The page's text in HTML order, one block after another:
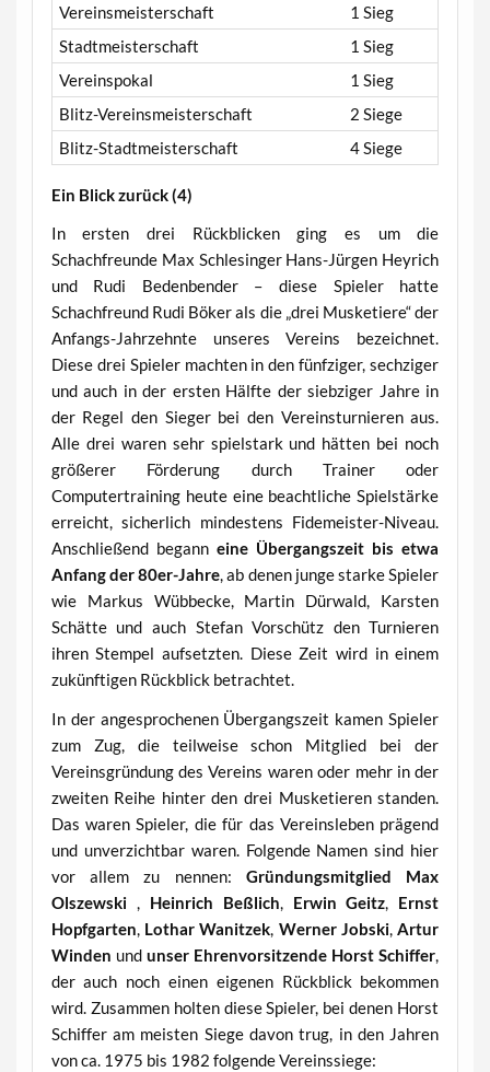
Vereinsmeisterschaft
1 Sieg
Stadtmeisterschaft
1 Sieg
Vereinspokal
1 Sieg
Blitz-Vereinsmeisterschaft
2 Siege
Blitz-Stadtmeisterschaft
4 Siege
Ein Blick zurück (4)
In ersten drei Rückblicken ging es um die
Schachfreunde Max Schlesinger Hans-Jürgen Heyrich
und Rudi Bedenbender – diese Spieler hatte
Schachfreund Rudi Böker als die „drei Musketiere“ der
Anfangs-Jahrzehnte unseres Vereins bezeichnet.
Diese drei Spieler machten in den fünfziger, sechziger
und auch in der ersten Hälfte der siebziger Jahre in
der Regel den Sieger bei den Vereinsturnieren aus.
Alle drei waren sehr spielstark und hätten bei noch
größerer Förderung durch Trainer oder
Computertraining heute eine beachtliche Spielstärke
erreicht, sicherlich mindestens Fidemeister-Niveau.
Anschließend begann eine Übergangszeit bis etwa
Anfang der 80er-Jahre, ab denen junge starke Spieler
wie Markus Wübbecke, Martin Dürwald, Karsten
Schätte und auch Stefan Vorschütz den Turnieren
ihren Stempel aufsetzten. Diese Zeit wird in einem
zukünftigen Rückblick betrachtet.
In der angesprochenen Übergangszeit kamen Spieler
zum Zug, die teilweise schon Mitglied bei der
Vereinsgründung des Vereins waren oder mehr in der
zweiten Reihe hinter den drei Musketieren standen.
Das waren Spieler, die für das Vereinsleben prägend
und unverzichtbar waren. Folgende Namen sind hier
vor allem zu nennen:Gründungsmitglied Max
Olszewski, Heinrich Beßlich Erwin Geitz
Ernst
Hopfgarten Lothar Wanitzek Werner Jobski Artur
Winden und unser Ehrenvorsitzende Horst Schiffer
der auch noch einen eigenen Rückblick bekommen
wird. Zusammen holten diese Spieler, bei denen Horst
Schiffer am meisten Siege davon trug, in den Jahren
von ca. 1975 bis 1982 folgende Vereinssiege: